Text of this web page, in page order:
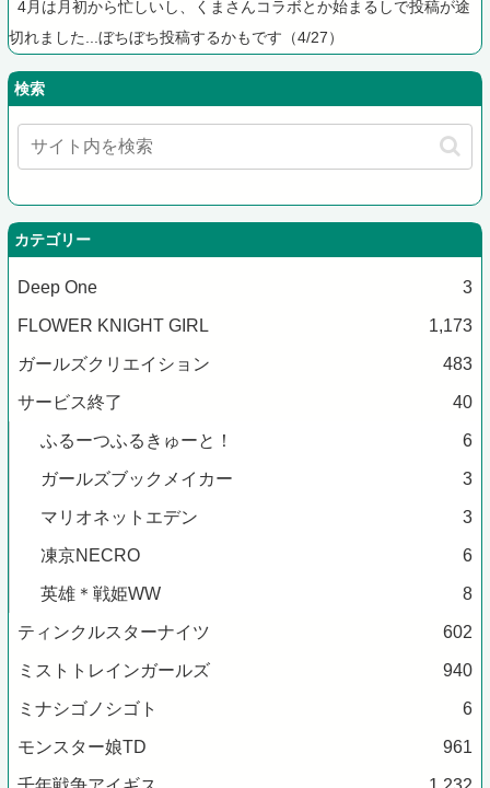
4月は月初から忙しいし、くまさんコラボとか始まるしで投稿が途
切れました...ぼちぼち投稿するかもです（4/27）
検索
カテゴリー
Deep One 3
FLOWER KNIGHT GIRL 1,173
ガールズクリエイション 483
サービス終了 40
ふるーつふるきゅーと！ 6
ガールズブックメイカー 3
マリオネットエデン 3
凍京NECRO 6
英雄＊戦姫WW 8
ティンクルスターナイツ 602
ミストトレインガールズ 940
ミナシゴノシゴト 6
モンスター娘TD 961